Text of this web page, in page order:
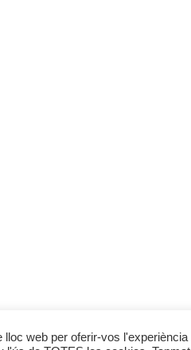
lloc web per oferir-vos